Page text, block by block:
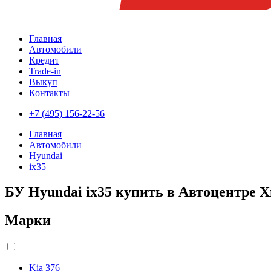
Главная
Автомобили
Кредит
Trade-in
Выкуп
Контакты
+7 (495) 156-22-56
Главная
Автомобили
Hyundai
ix35
БУ Hyundai ix35 купить в Автоцентре
Марки
Kia 376